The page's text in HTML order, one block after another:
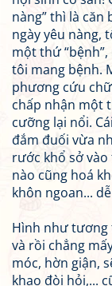
nàng” thì là căn
ngày yêu nàng,
một thứ
tôi mang bệnh.
phương cứu
chấp nhận một
cưỡng lại nổi.
đắm đuối vừa
rước khổ sở
nào cũng hoá
khôn ngoan...
Hình như tương
và rồi chẳng
móc, hờn giận,
khao đòi hỏi,...